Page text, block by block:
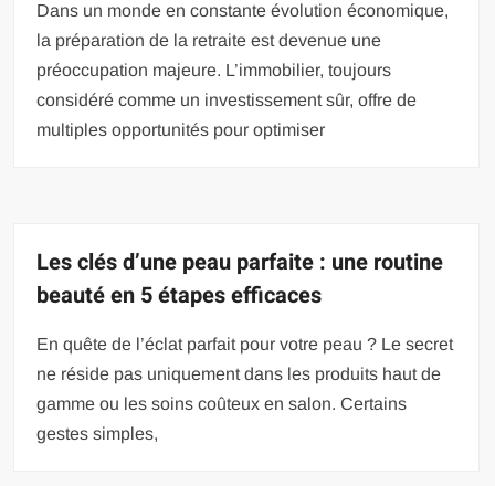
Dans un monde en constante évolution économique,
la préparation de la retraite est devenue une
préoccupation majeure. L’immobilier, toujours
considéré comme un investissement sûr, offre de
multiples opportunités pour optimiser
Les clés d’une peau parfaite : une routine
beauté en 5 étapes efficaces
En quête de l’éclat parfait pour votre peau ? Le secret
ne réside pas uniquement dans les produits haut de
gamme ou les soins coûteux en salon. Certains
gestes simples,